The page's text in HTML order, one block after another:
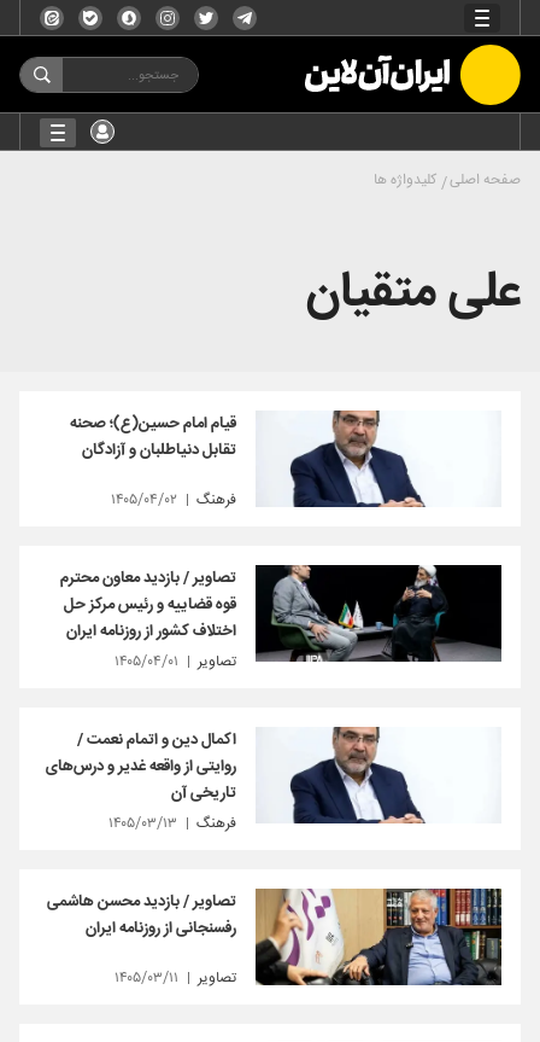
صفحه اصلی کلیدواژه ها
علی متقیان
قیام امام حسین(ع)؛ صحنه
تقابل دنیاطلبان و آزادگان
فرهنگ ۱۴۰۵/۰۴/۰۲
تصاویر / بازدید معاون محترم
قوه قضاییه و رئیس مرکز حل
اختلاف کشور از روزنامه ایران
تصاویر ۱۴۰۵/۰۴/۰۱
اکمال دین و اتمام نعمت /
روایتی از واقعه غدیر و درس‌های
تاریخی آن
فرهنگ ۱۴۰۵/۰۳/۱۳
تصاویر / بازدید محسن هاشمی
رفسنجانی از روزنامه ایران
تصاویر ۱۴۰۵/۰۳/۱۱